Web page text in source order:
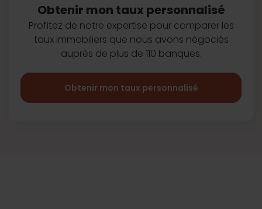
Obtenir mon taux personnalisé
Profitez de notre expertise pour comparer les
taux immobiliers que nous avons négociés
auprès de plus de 110 banques.
Obtenir mon taux personnalisé